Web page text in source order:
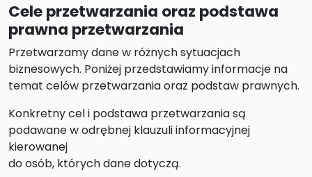
Cele przetwarzania oraz podstawa
prawna przetwarzania
Przetwarzamy dane w różnych sytuacjach
biznesowych. Poniżej przedstawiamy informacje na
temat celów przetwarzania oraz podstaw prawnych.
Konkretny cel i podstawa przetwarzania są
podawane w odrębnej klauzuli informacyjnej
kierowanej
do osób, których dane dotyczą.